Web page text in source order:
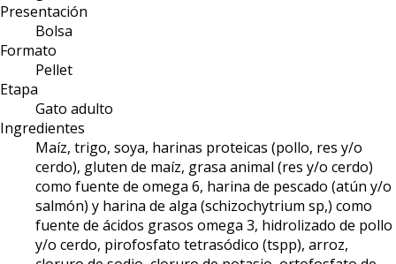
Presentación
Bolsa
Formato
Pellet
Etapa
Gato adulto
Ingredientes
Maíz, trigo, soya, harinas proteicas (pollo, res y/o
cerdo), gluten de maíz, grasa animal (res y/o cerdo)
como fuente de omega 6, harina de pescado (atún y/o
salmón) y harina de alga (schizochytrium sp,) como
fuente de ácidos grasos omega 3, hidrolizado de pollo
y/o cerdo, pirofosfato tetrasódico (tspp), arroz,